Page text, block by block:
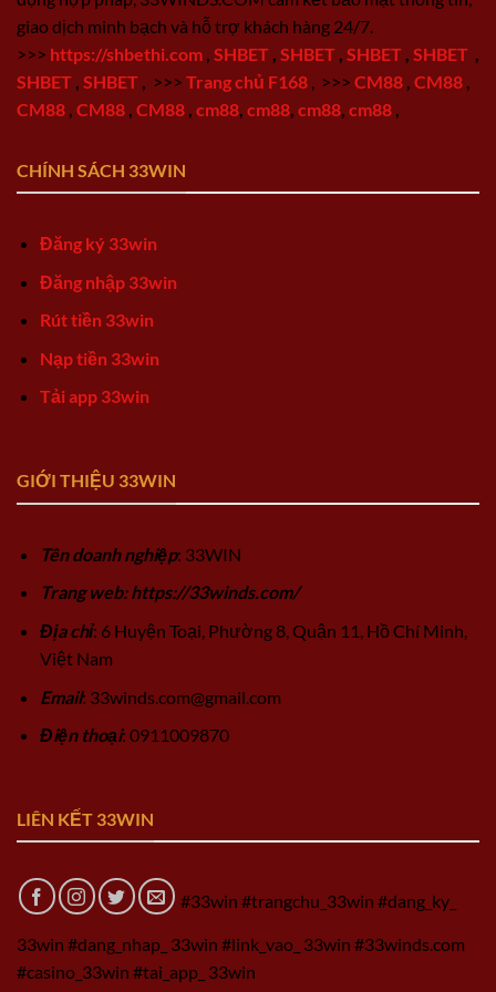
giao dịch minh bạch và hỗ trợ khách hàng 24/7.
>>> https://shbethi.com SHBET SHBET SHBET SHBET
SHBET SHBET >>> Trang chủ F168 >>> CM88 CM88
CM88 CM88 CM88 cm88 cm88 cm88 cm88
CHÍNH SÁCH 33WIN
Đăng ký 33win
Đăng nhập 33win
Rút tiền 33win
Nạp tiền 33win
Tải app 33win
GIỚI THIỆU 33WIN
Tên doanh nghiệp: 33WIN
Trang web: https://33winds.com/
Địa chỉ: 6 Huyện Toại, Phường 8, Quận 11, Hồ Chí Minh,
Việt Nam
Email: 33winds.com@gmail.com
Điện thoại: 0911009870
LIÊN KẾT 33WIN
#33win #trangchu_33win #dang_ky_
33win #dang_nhap_ 33win #link_vao_ 33win #33winds.com
#casino_33win #tai_app_ 33win